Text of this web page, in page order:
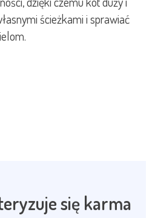
ścieżkami i sprawiać
się karma